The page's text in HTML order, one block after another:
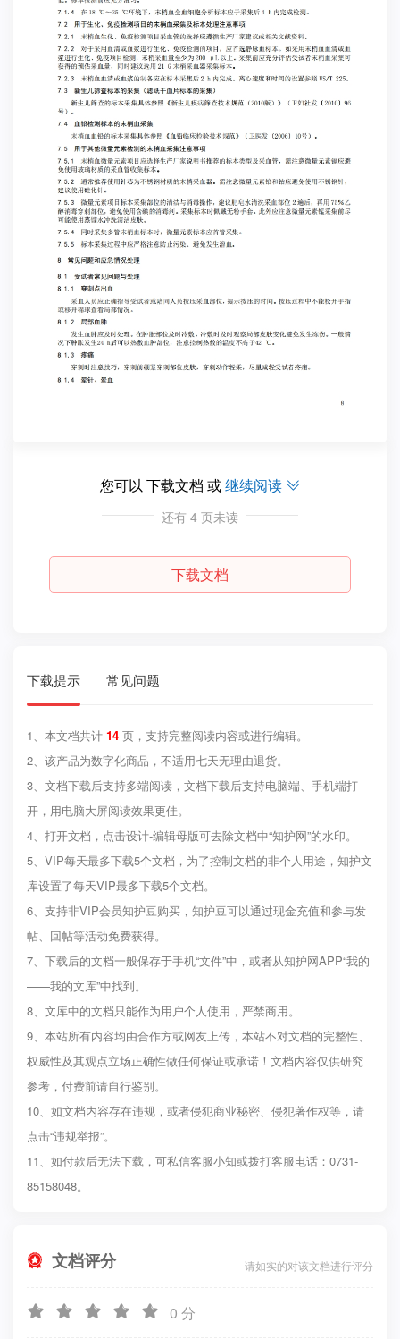
您可以 下载文档 或继续阅读 
还有 4 页未读
下载文档
下载提示 常见问题
1、本文档共计 14 页，支持完整阅读内容或进行编辑。
2、该产品为数字化商品，不适用七天无理由退货。
3、文档下载后支持多端阅读，文档下载后支持电脑端、手机端打
开，用电脑大屏阅读效果更佳。
4、打开文档，点击设计-编辑母版可去除文档中“知护网”的水印。
5、VIP每天最多下载5个文档，为了控制文档的非个人用途，知护文
库设置了每天VIP最多下载5个文档。
6、支持非VIP会员知护豆购买，知护豆可以通过现金充值和参与发
帖、回帖等活动免费获得。
7、下载后的文档一般保存于手机“文件”中，或者从知护网APP“我的
——我的文库”中找到。
8、文库中的文档只能作为用户个人使用，严禁商用。
9、本站所有内容均由合作方或网友上传，本站不对文档的完整性、
权威性及其观点立场正确性做任何保证或承诺！文档内容仅供研究
参考，付费前请自行鉴别。
10、如文档内容存在违规，或者侵犯商业秘密、侵犯著作权等，请
点击“违规举报”。
11、如付款后无法下载，可私信客服小知或拨打客服电话：0731-
85158048。
请如实的对该文档进行评分
 文档评分
     0 分